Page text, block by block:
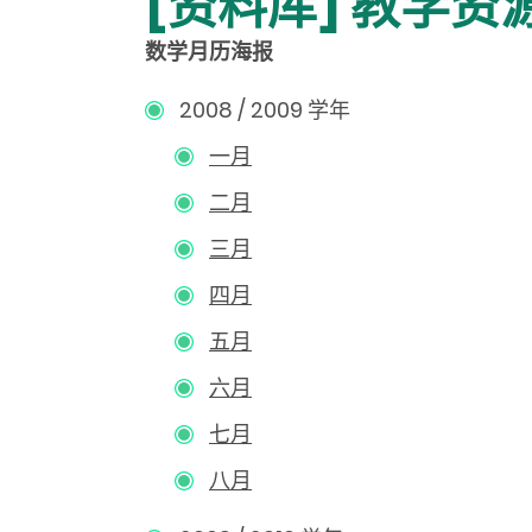
数学月历海报
2008 / 2009 学年
一月
二月
三月
四月
五月
六月
七月
八月